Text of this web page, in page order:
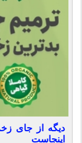
دیگه از جای
اینجاست